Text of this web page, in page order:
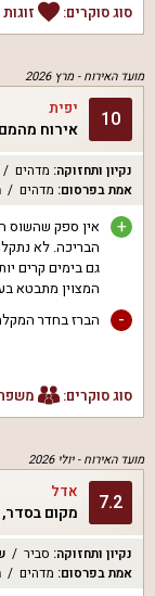
סוג סוקרים: זוגות
מועד האירוח -מרץ 2026
10 יפית
אירוח
נקיון ותחזוקה: מדהים
אמת בפרסום: מדהים
+
אין ספק שהשוס
הבריכה. לא
גם בימים קרים
המצוין מתבטא
- הברז בחדר
סוג סוקרים:
מועד האירוח -יולי 2026
7.2 אדל
מקום
נקיון ותחזוקה: סביר
אמת בפרסום: מדהים